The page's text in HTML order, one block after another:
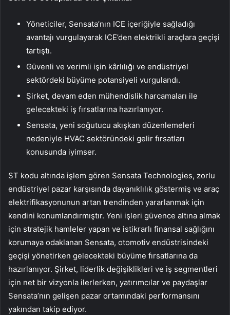
Yöneticiler, Sensata’nın ICE içeriğiyle sağladığı
avantajı vurgulayarak ICE’den elektrikli araçlara geçişi
tartıştı.
Güvenli ve verimli işin kârlılığı ve endüstriyel
sektördeki büyüme potansiyeli vurgulandı.
Şirket, devam eden mühendislik harcamaları ile
gelecekteki iş fırsatlarına hazırlanıyor.
Sensata, yeni soğutucu akışkan düzenlemeleri
nedeniyle HVAC sektöründeki gelir fırsatları
konusunda iyimser.
ST kodu altında işlem gören Sensata Technologies, zorlu
endüstriyel pazar karşısında dayanıklılık göstermiş ve araç
elektrifikasyonunun artan trendinden yararlanmak için
kendini konumlandırmıştır. Yeni işleri güvence altına almak
için stratejik hamleler yapan ve istikrarlı finansal sağlığını
korumaya odaklanan Sensata, otomotiv endüstrisindeki
geçişi yönetirken gelecekteki büyüme fırsatlarına da
hazırlanıyor. Şirket, liderlik değişiklikleri ve iş segmentleri
için net bir vizyonla ilerlerken, yatırımcılar ve paydaşlar
Sensata’nın gelişen pazar ortamındaki performansını
yakından takip ediyor.